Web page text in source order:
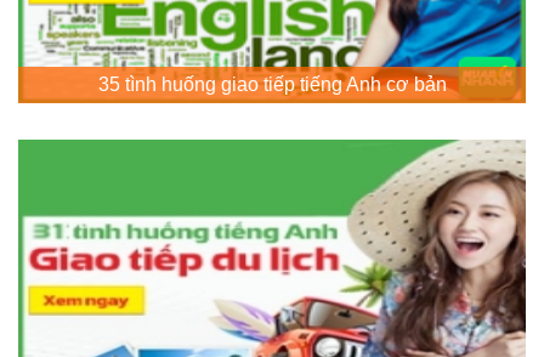
35 tình huống giao tiếp tiếng Anh cơ bản